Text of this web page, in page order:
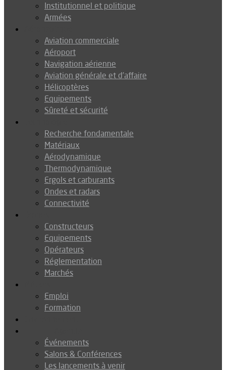
Institutionnel et politique
Armées
Aviation commerciale
Aéroport
Navigation aérienne
Aviation générale et d’affaire
Hélicoptères
Equipements
Sûreté et sécurité
Recherche fondamentale
Matériaux
Aérodynamique
Thermodynamique
Ergols et carburants
Ondes et radars
Connectivité
Constructeurs
Equipements
Opérateurs
Réglementation
Marchés
Emploi
Formation
Événements
Salons & Conférences
Les lancements à venir